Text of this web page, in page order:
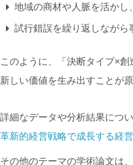
地域の商材や人脈を活かし
試行錯誤を繰り返しながら
このように、「 決断タイプ×創
新しい価値を生み出すことが
詳細なデータや分析結果につ
革新的経営戦略で成長する経
その他のテーマの学術論文は